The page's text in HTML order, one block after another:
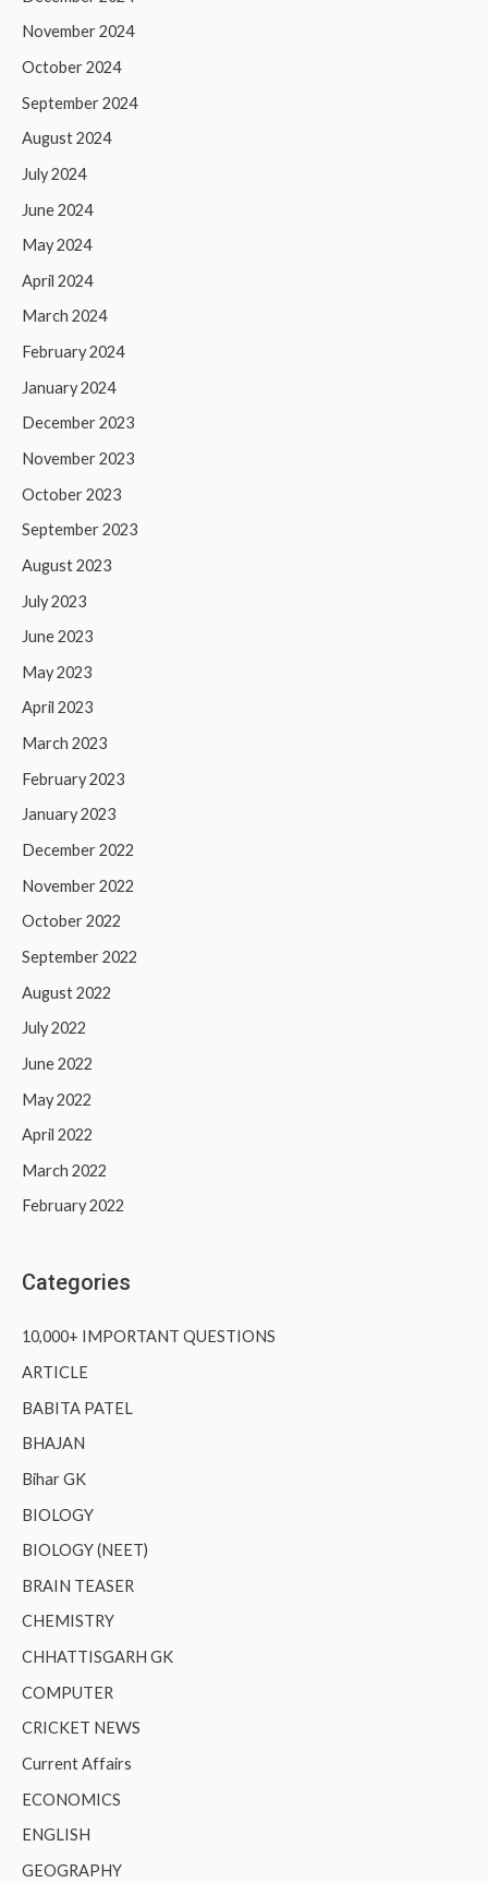
November 2024
October 2024
September 2024
August 2024
July 2024
June 2024
May 2024
April 2024
March 2024
February 2024
January 2024
December 2023
November 2023
October 2023
September 2023
August 2023
July 2023
June 2023
May 2023
April 2023
March 2023
February 2023
January 2023
December 2022
November 2022
October 2022
September 2022
August 2022
July 2022
June 2022
May 2022
April 2022
March 2022
February 2022
Categories
10,000+ IMPORTANT QUESTIONS
ARTICLE
BABITA PATEL
BHAJAN
Bihar GK
BIOLOGY
BIOLOGY (NEET)
BRAIN TEASER
CHEMISTRY
CHHATTISGARH GK
COMPUTER
CRICKET NEWS
Current Affairs
ECONOMICS
ENGLISH
GEOGRAPHY